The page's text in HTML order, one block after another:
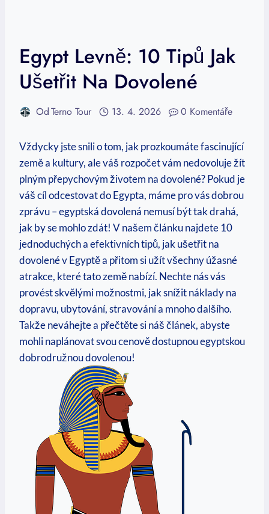
Egypt Levně: 10 Tipů Jak
Ušetřit Na Dovolené
OdTerno Tour 13. 4. 2026 0 Komentáře
Vždycky jste snili o‌ tom, jak prozkoumáte‌ fascinující
země a kultury, ale váš rozpočet vám nedovoluje žít
⁣plným přepychovým životem​ na​ dovolené? ‍Pokud​ je
váš ‌cíl odcestovat do Egypta, máme pro ⁢vás dobrou
⁢zprávu‌ – ‍egyptská‌ dovolená nemusí být tak drahá,
jak by se mohlo zdát! V našem článku⁤ najdete⁤ 10
jednoduchých a ⁤efektivních tipů,⁢ jak ušetřit na
dovolené v Egyptě​ a přitom si užít všechny úžasné
atrakce, které tato země nabízí. Nechte ‍nás vás
provést ​skvělými možnostmi,​ jak snížit náklady na
⁢dopravu, ubytování, stravování a mnoho dalšího. ​
Takže neváhejte⁤ a přečtěte si‌ náš článek, abyste
mohli naplánovat svou cenově dostupnou egyptskou
dobrodružnou​ dovolenou!